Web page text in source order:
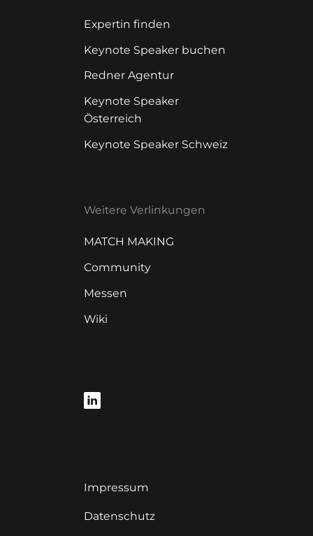
Expertin finden
Keynote Speaker buchen
Redner Agentur
Keynote Speaker
Österreich
Keynote Speaker Schweiz
Weitere Verlinkungen
MATCH MAKING
Community
Messen
Wiki
Impressum
Datenschutz